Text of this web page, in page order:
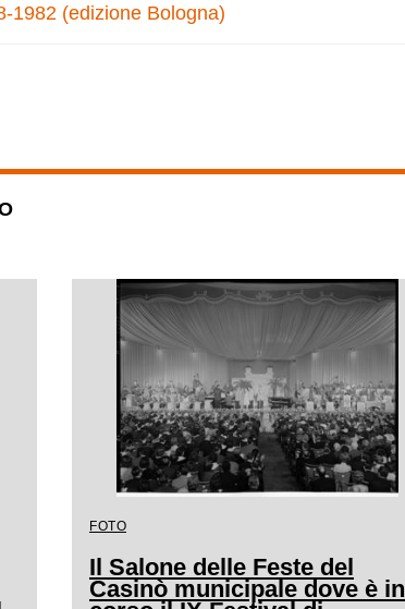
1982 (edizione Bologna)
FOTO
Il Salone delle Feste del
Casinò municipale dove è in